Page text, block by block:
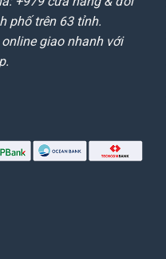
phố trên 63 tỉnh.
giao nhanh với